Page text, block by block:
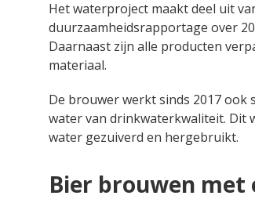
Het waterproject maakt deel uit
duurzaamheidsrapportage over
Daarnaast zijn alle producten
materiaal.
De brouwer werkt sinds 2017
water van drinkwaterkwaliteit. Dit
water gezuiverd en hergebruikt.
Bier brouwen met